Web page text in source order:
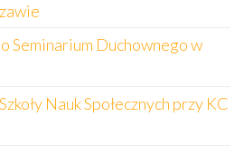
Seminarium Duchownego w
Nauk Społecznych przy KC